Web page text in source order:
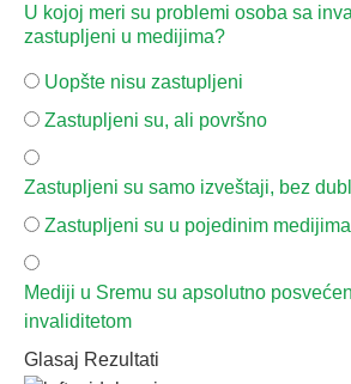
U kojoj meri su problemi osoba sa
zastupljeni u medijima?
Uopšte nisu zastupljeni
Zastupljeni su, ali površno
Zastupljeni su samo izveštaji, bez
Zastupljeni su u pojedinim medijima
Mediji u Sremu su apsolutno
invaliditetom
Glasaj Rezultati